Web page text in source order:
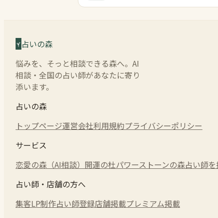
占いの森
悩みを、そっと相談できる森へ。AI
相談・全国の占い師があなたに寄り
添います。
占いの森
トップページ運営会社利用規約プライバシーポリシー
サービス
恋愛の森（AI相談） 開運の杜パワーストーンの森占い師
占い師・店舗の方へ
集客LP制作占い師登録店舗掲載プレミアム掲載